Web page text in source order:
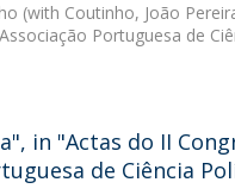
(with Coutinho, João
Portuguesa de
in "Actas do II
de Ciência